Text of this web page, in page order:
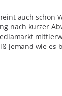
auch schon
nach kurzer
jemand wie es